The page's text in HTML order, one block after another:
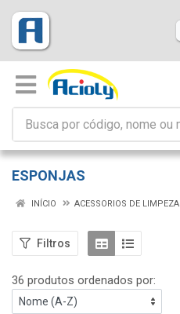
ESPONJAS
INÍCIO ACESSORIOS DE LIMPEZA
Filtros
36 produtos ordenados por: